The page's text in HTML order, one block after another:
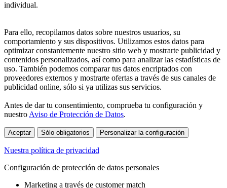
individual.
Para ello, recopilamos datos sobre nuestros usuarios, su
comportamiento y sus dispositivos. Utilizamos estos datos para
optimizar constantemente nuestro sitio web y mostrarte publicidad y
contenidos personalizados, así como para analizar las estadísticas de
uso. También podemos comparar tus datos encriptados con
proveedores externos y mostrarte ofertas a través de sus canales de
publicidad online, sólo si ya utilizas sus servicios.
Antes de dar tu consentimiento, comprueba tu configuración y
nuestro Aviso de Protección de Datos.
Aceptar Sólo obligatorios Personalizar la configuración
Nuestra política de privacidad
Configuración de protección de datos personales
Marketing a través de customer match